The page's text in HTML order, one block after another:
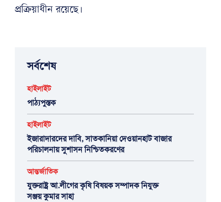
প্রক্রিয়াধীন রয়েছে।
সর্বশেষ
হাইলাইট
পাঠ্যপুস্তক
হাইলাইট
ইজারাদারদের দাবি, সাতকানিয়া দেওয়ানহাট বাজার
পরিচালনায় সুশাসন নিশ্চিতকরণের
আন্তর্জাতিক
যুক্তরাষ্ট্র আ.লীগের কৃষি বিষয়ক সম্পাদক নিযুক্ত
সঞ্জয় কুমার সাহা